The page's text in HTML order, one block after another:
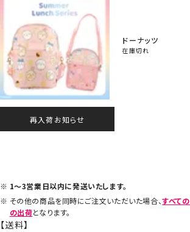
ドーナッツ
在庫切れ
再入荷お知らせ
1～3営業日以内に発送いたします。
その他の商品を同時にご注文いただいた場合、すべて
の出荷となります。
【送料】